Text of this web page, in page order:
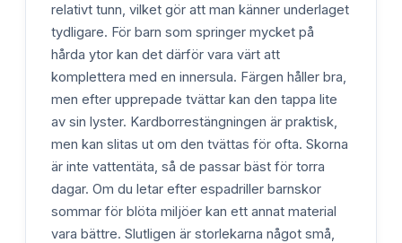
relativt tunn, vilket gör att man känner underlaget
tydligare. För barn som springer mycket på
hårda ytor kan det därför vara värt att
komplettera med en innersula. Färgen håller bra,
men efter upprepade tvättar kan den tappa lite
av sin lyster. Kardborrestängningen är praktisk,
men kan slitas ut om den tvättas för ofta. Skorna
är inte vattentäta, så de passar bäst för torra
dagar. Om du letar efter espadriller barnskor
sommar för blöta miljöer kan ett annat material
vara bättre. Slutligen är storlekarna något små,